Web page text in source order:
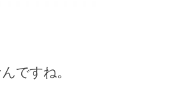
ですね。